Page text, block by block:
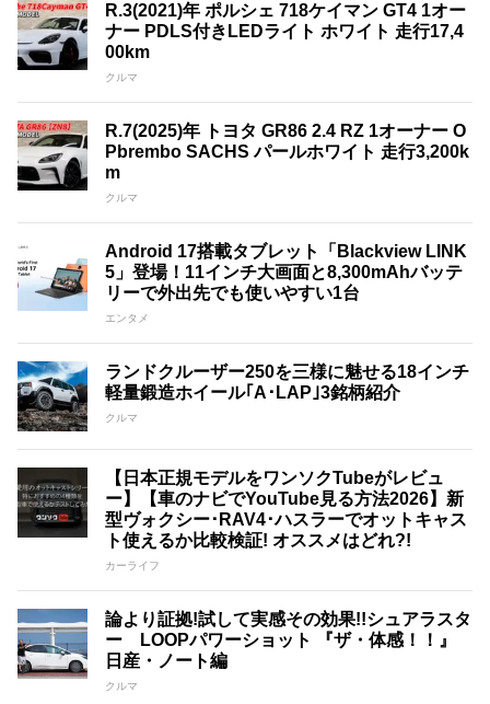
R.3(2021)年 ポルシェ 718ケイマン GT4 1オー
ナー PDLS付きLEDライト ホワイト 走行17,4
00km
クルマ
R.7(2025)年 トヨタ GR86 2.4 RZ 1オーナー O
Pbrembo SACHS パールホワイト 走行3,200k
m
クルマ
Android 17搭載タブレット「Blackview LINK
5」登場！11インチ大画面と8,300mAhバッテ
リーで外出先でも使いやすい1台
エンタメ
ランドクルーザー250を三様に魅せる18インチ
軽量鍛造ホイール｢A･LAP｣3銘柄紹介
クルマ
【日本正規モデルをワンソクTubeがレビュ
ー】【車のナビでYouTube見る方法2026】新
型ヴォクシー･RAV4･ハスラーでオットキャス
ト使えるか比較検証! オススメはどれ?!
カーライフ
論より証拠!試して実感その効果!!シュアラスタ
ー LOOPパワーショット 『ザ・体感！！』
日産・ノート編
クルマ